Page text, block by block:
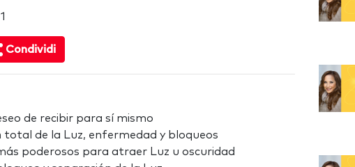
Condividi
de recibir para sí mismo
total de la Luz, enfermedad y bloqueos
poderosos para atraer Luz u oscuridad